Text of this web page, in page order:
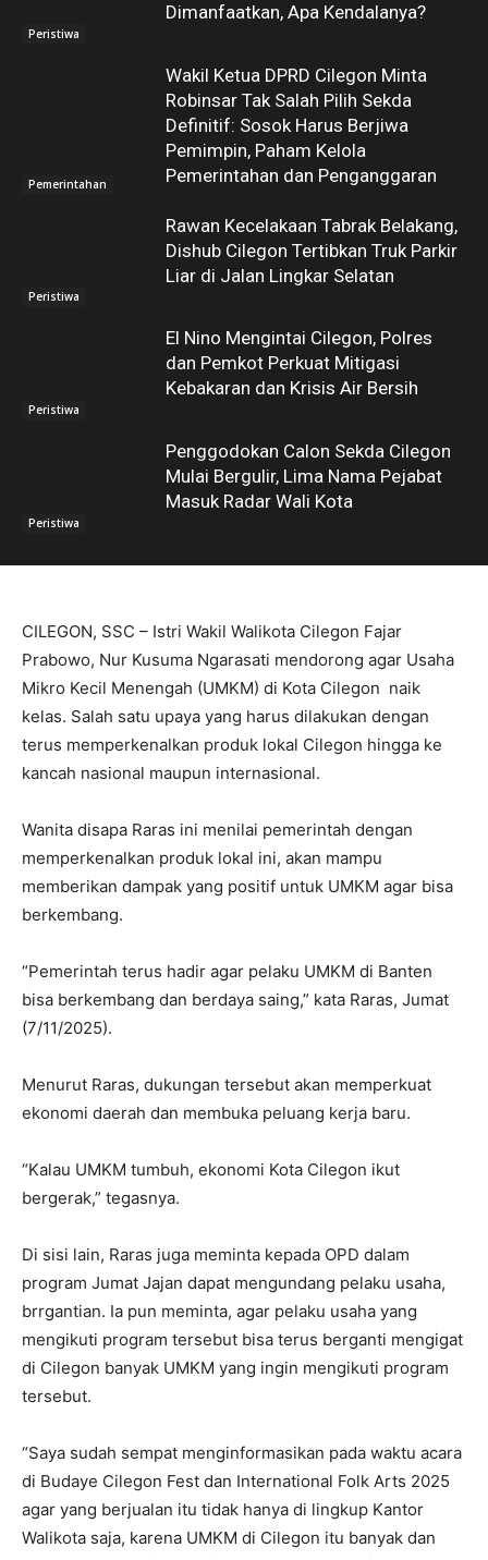
Peristiwa
Dimanfaatkan, Apa Kendalanya?
Pemerintahan
Wakil Ketua DPRD Cilegon Minta
Robinsar Tak Salah Pilih Sekda
Definitif: Sosok Harus Berjiwa
Pemimpin, Paham Kelola
Pemerintahan dan Penganggaran
Peristiwa
Rawan Kecelakaan Tabrak Belakang,
Dishub Cilegon Tertibkan Truk Parkir
Liar di Jalan Lingkar Selatan
Peristiwa
El Nino Mengintai Cilegon, Polres
dan Pemkot Perkuat Mitigasi
Kebakaran dan Krisis Air Bersih
Peristiwa
Penggodokan Calon Sekda Cilegon
Mulai Bergulir, Lima Nama Pejabat
Masuk Radar Wali Kota
CILEGON, SSC – Istri Wakil Walikota Cilegon Fajar
Prabowo, Nur Kusuma Ngarasati mendorong agar Usaha
Mikro Kecil Menengah (UMKM) di Kota Cilegon naik
kelas. Salah satu upaya yang harus dilakukan dengan
terus memperkenalkan produk lokal Cilegon hingga ke
kancah nasional maupun internasional.
Wanita disapa Raras ini menilai pemerintah dengan
memperkenalkan produk lokal ini, akan mampu
memberikan dampak yang positif untuk UMKM agar bisa
berkembang.
“Pemerintah terus hadir agar pelaku UMKM di Banten
bisa berkembang dan berdaya saing,” kata Raras, Jumat
(7/11/2025).
Menurut Raras, dukungan tersebut akan memperkuat
ekonomi daerah dan membuka peluang kerja baru.
“Kalau UMKM tumbuh, ekonomi Kota Cilegon ikut
bergerak,” tegasnya.
Di sisi lain, Raras juga meminta kepada OPD dalam
program Jumat Jajan dapat mengundang pelaku usaha,
brrgantian. Ia pun meminta, agar pelaku usaha yang
mengikuti program tersebut bisa terus berganti mengigat
di Cilegon banyak UMKM yang ingin mengikuti program
tersebut.
“Saya sudah sempat menginformasikan pada waktu acara
di Budaye Cilegon Fest dan International Folk Arts 2025
agar yang berjualan itu tidak hanya di lingkup Kantor
Walikota saja, karena UMKM di Cilegon itu banyak dan